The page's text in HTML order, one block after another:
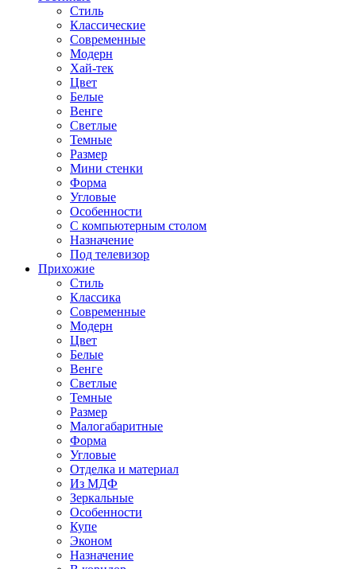
Стиль
Классические
Современные
Модерн
Хай-тек
Цвет
Белые
Венге
Светлые
Темные
Размер
Мини стенки
Форма
Угловые
Особенности
С компьютерным столом
Назначение
Под телевизор
Прихожие
Стиль
Классика
Современные
Модерн
Цвет
Белые
Венге
Светлые
Темные
Размер
Малогабаритные
Форма
Угловые
Отделка и материал
Из МДФ
Зеркальные
Особенности
Купе
Эконом
Назначение